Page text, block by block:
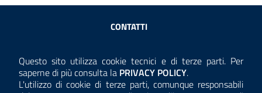
Questo sito utilizza cookie tecnici e di terze parti. Per
saperne di più consulta la Consulta la
PRIVACY POLICY.
L'utilizzo di cookie di terze parti, comunque responsabili
Sezione Link Utili
CONTATTI
ANTICORRUZIONE